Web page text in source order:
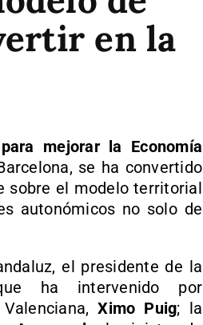
en la
mejorar la Economía
se ha convertido
sobre el modelo territorial
autonómicos no solo de
el presidente de la
ha intervenido por
Ximo Puig; la